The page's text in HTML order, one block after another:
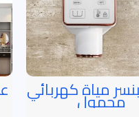
الذهبيةمياة كهربائي
محمول